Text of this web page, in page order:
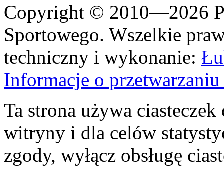
Copyright © 2010—2026
Sportowego. Wszelkie
techniczny i wykonanie:
Informacje o
Ta strona używa
witryny i dla celów
zgody, wyłącz obsługę